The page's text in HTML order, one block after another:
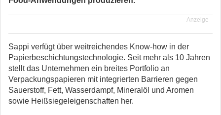
Anzeige
Sappi verfügt über weitreichendes Know-how in der
Papierbeschichtungstechnologie. Seit mehr als 10 Jahren
stellt das Unternehmen ein breites Portfolio an
Verpackungspapieren mit integrierten Barrieren gegen
Sauerstoff, Fett, Wasserdampf, Mineralöl und Aromen
sowie Heißsiegeleigenschaften her.